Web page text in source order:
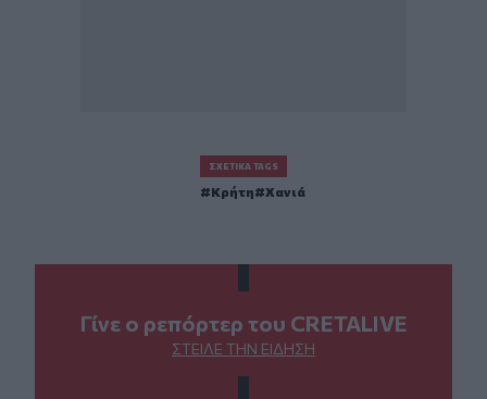
ΣΧΕΤΙΚΆ TAGS
Κρήτη Χανιά
Γίνε ο ρεπόρτερ του CRETALIVE
ΣΤΕΊΛΕ ΤΗΝ ΕΊΔΗΣΗ